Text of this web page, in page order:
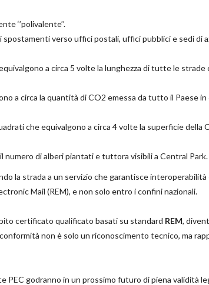
‘’polivalente’’.
verso uffici postali, uffici pubblici e sedi di
a circa 5 volte la lunghezza di tutte le strade
a circa la quantità di CO2 emessa da tutto il Paese in
che equivalgono a circa 4 volte la superficie della
di alberi piantati e tuttora visibili a Central Park.
la strada a un servizio che garantisce interoperabilità
Mail (REM), e non solo entro i confini nazionali.
certificato qualificato basati su standard REM,
non è solo un riconoscimento tecnico, ma
PEC godranno in un prossimo futuro di piena validità